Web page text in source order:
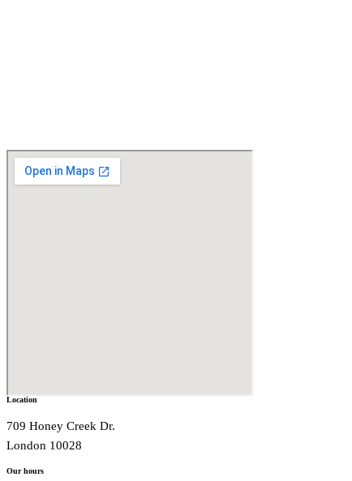
Location
709 Honey Creek Dr.
London 10028
Our hours